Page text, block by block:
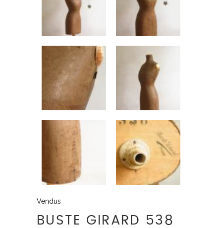
Vendus
BUSTE GIRARD 538